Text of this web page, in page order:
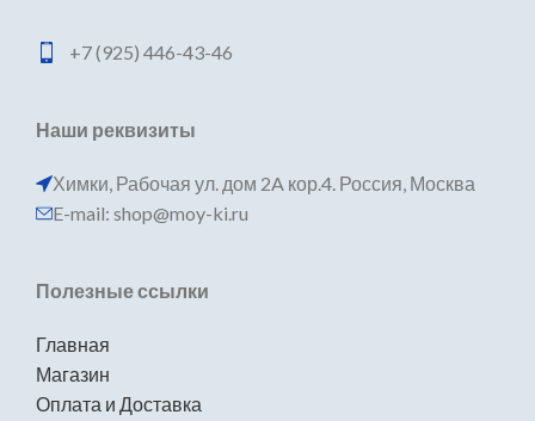
+7 (925) 446-43-46
Наши реквизиты
Химки, Рабочая ул. дом 2A кор.4. Россия, Москва
E-mail: shop@moy-ki.ru
Полезные ссылки
Главная
Магазин
Оплата и Доставка